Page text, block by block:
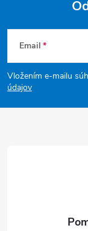
Z
á
p
Email
Vložením e-mailu
údajov